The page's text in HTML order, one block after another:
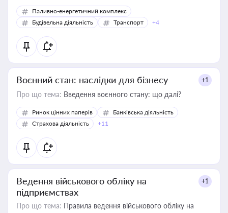
Паливно-енергетичний комплекс
Будівельна діяльність
Транспорт +4
Воєнний стан: наслідки для бізнесу +1
Про що тема: Введення воєнного стану: що далі?
Ринок цінних паперів
Банківська діяльність
Страхова діяльність
+11
Ведення військового обліку на
підприємствах
+1
Про що тема: Правила ведення військового обліку на